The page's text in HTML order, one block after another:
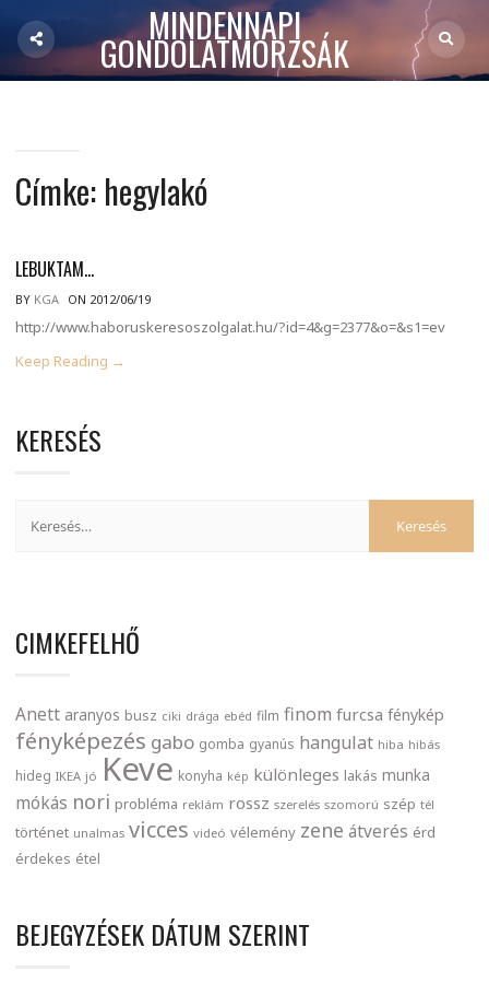
MINDENNAPI
GONDOLATMORZSÁK
Címke: hegylakó
LEBUKTAM…
BY KGA ON 2012/06/19
http://www.haboruskeresoszolgalat.hu/?id=4&g=2377&o=&s1=ev
Keep Reading →
KERESÉS
CIMKEFELHŐ
Anett aranyos busz ciki drága ebéd film finom furcsa fénykép
fényképezés gabo gomba gyanús hangulat hiba hibás
hideg IKEA jó Keve konyha kép különleges lakás munka
mókás nori probléma reklám rossz szerelés szomorú szép tél
történet unalmas vicces videó vélemény zene átverés érd
érdekes étel
BEJEGYZÉSEK DÁTUM SZERINT